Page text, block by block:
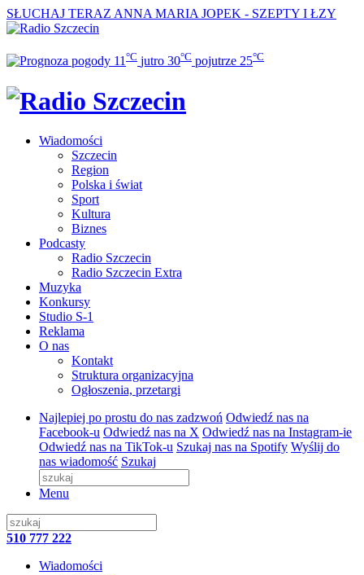
SŁUCHAJ TERAZ ANNA MARIA JOPEK - SZEPTY I ŁZY
11 °C jutro 30°C pojutrze 25°C
Wiadomości
Szczecin
Region
Polska i świat
Sport
Kultura
Biznes
Podcasty
Radio Szczecin
Radio Szczecin Extra
Muzyka
Konkursy
Studio S-1
Reklama
O nas
Kontakt
Struktura organizacyjna
Ogłoszenia, przetargi
Najlepiej po prostu do nas zadzwoń Odwiedź nas na
Facebook-u Odwiedź nas na X Odwiedź nas na Instagram-ie
Odwiedź nas na TikTok-u Szukaj nas na Spotify Wyślij do
nas wiadomość Szukaj
Menu
510 777 222
Wiadomości